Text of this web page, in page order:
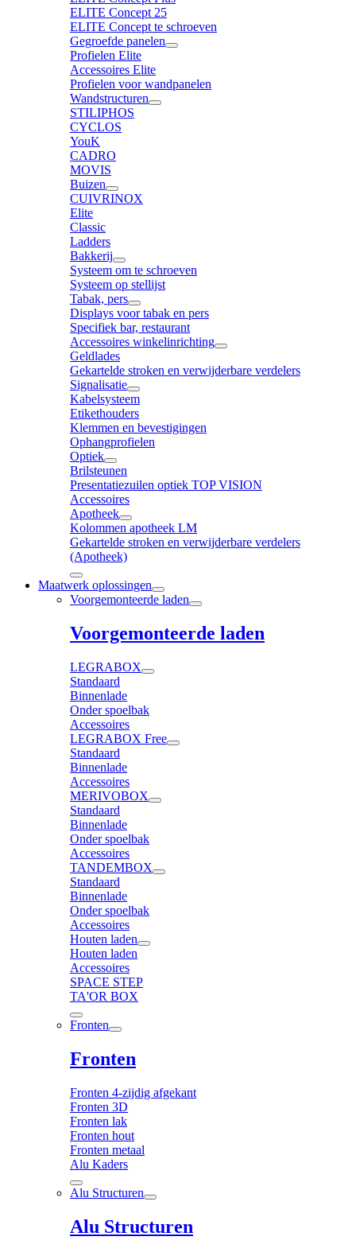
ELITE Concept 25
ELITE Concept te schroeven
Gegroefde panelen
Profielen Elite
Accessoires Elite
Profielen voor wandpanelen
Wandstructuren
STILIPHOS
CYCLOS
YouK
CADRO
MOVIS
Buizen
CUIVRINOX
Elite
Classic
Ladders
Bakkerij
Systeem om te schroeven
Systeem op stellijst
Tabak, pers
Displays voor tabak en pers
Specifiek bar, restaurant
Accessoires winkelinrichting
Geldlades
Gekartelde stroken en verwijderbare verdelers
Signalisatie
Kabelsysteem
Etikethouders
Klemmen en bevestigingen
Ophangprofielen
Optiek
Brilsteunen
Presentatiezuilen optiek TOP VISION
Accessoires
Apotheek
Kolommen apotheek LM
Gekartelde stroken en verwijderbare verdelers
(Apotheek)
Maatwerk oplossingen
Voorgemonteerde laden
Voorgemonteerde laden
LEGRABOX
Standaard
Binnenlade
Onder spoelbak
Accessoires
LEGRABOX Free
Standaard
Binnenlade
Accessoires
MERIVOBOX
Standaard
Binnenlade
Onder spoelbak
Accessoires
TANDEMBOX
Standaard
Binnenlade
Onder spoelbak
Accessoires
Houten laden
Houten laden
Accessoires
SPACE STEP
TA'OR BOX
Fronten
Fronten
Fronten 4-zijdig afgekant
Fronten 3D
Fronten lak
Fronten hout
Fronten metaal
Alu Kaders
Alu Structuren
Alu Structuren